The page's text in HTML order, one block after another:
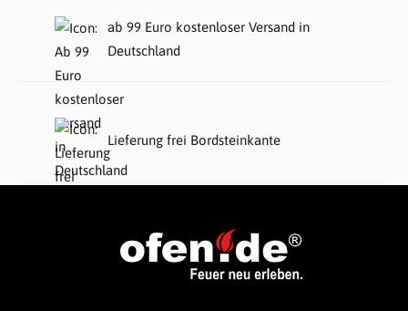
ab 99 Euro kostenloser Versand in
Deutschland
Lieferung frei Bordsteinkante